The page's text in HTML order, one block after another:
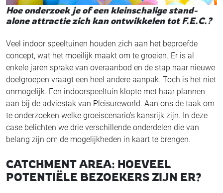
Hoe onderzoek je of een kleinschalige stand-
alone attractie zich kan ontwikkelen tot F.E.C.?
Veel indoor speeltuinen houden zich aan het beproefde
concept, wat het moeilijk maakt om te groeien. Er is al
enkele jaren sprake van overaanbod en de stap naar nieuwe
doelgroepen vraagt een heel andere aanpak. Toch is het niet
onmogelijk. Een indoorspeeltuin klopte met haar plannen
aan bij de adviestak van Pleisureworld. Aan ons de taak om
te onderzoeken welke groeiscenario’s kansrijk zijn. In deze
case belichten we drie verschillende onderdelen die van
belang zijn om de mogelijkheden in kaart te brengen.
CATCHMENT AREA: HOEVEEL
POTENTIËLE BEZOEKERS ZIJN ER?